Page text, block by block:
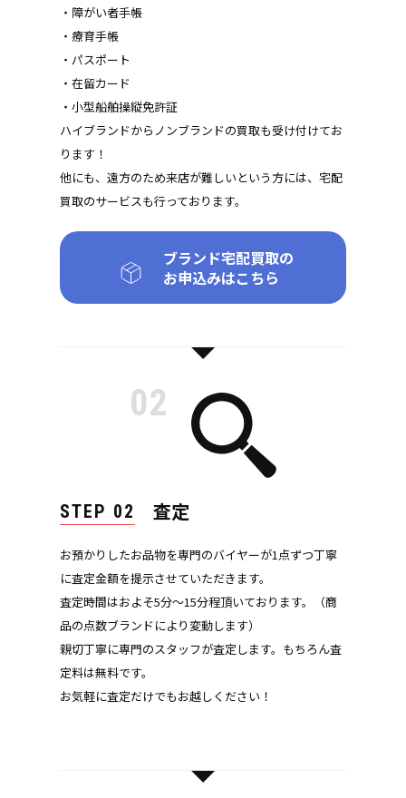
・障がい者手帳
・療育手帳
・パスポート
・在留カード
・小型船舶操縦免許証
ハイブランドからノンブランドの買取も受け付けてお
ります！
他にも、遠方のため来店が難しいという方には、宅配
買取のサービスも行っております。
ブランド宅配買取の
お申込みはこちら
02
STEP 02 査定
お預かりしたお品物を専門のバイヤーが1点ずつ丁寧
に査定金額を提示させていただきます。
査定時間はおよそ5分～15分程頂いております。（商
品の点数ブランドにより変動します）
親切丁寧に専門のスタッフが査定します。もちろん査
定料は無料です。
お気軽に査定だけでもお越しください！